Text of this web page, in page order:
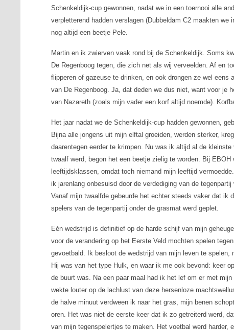
Schenkeldijk-cup gewonnen, nadat we in een toernooi alle
verpletterend hadden verslagen (Dubbeldam C2 maakten
nog altijd een beetje Pele.
Martin en ik zwierven vaak rond bij de Schenkeldijk. Soms
De Regenboog tegen, die zich net als wij verveelden. Af en
flipperen of gazeuse te drinken, en ook drongen ze wel eens
van De Regenboog. Ja, dat deden we dus niet, want voor je
van Nazareth (zoals mijn vader een korf altijd noemde).
Het jaar nadat we de Schenkeldijk-cup hadden gewonnen,
Bijna alle jongens uit mijn elftal groeiden, werden sterker,
daarentegen eerder te krimpen. Nu was ik altijd al de
twaalf werd, begon het een beetje zielig te worden. Bij
leeftijdsklassen, omdat toch niemand mijn leeftijd
ik jarenlang onbesuisd door de verdediging van de
Vanaf mijn twaalfde gebeurde het echter steeds vaker dat ik
spelers van de tegenpartij onder de grasmat werd geplet.
Eén wedstrijd is definitief op de harde schijf van mijn
voor de verandering op het Eerste Veld mochten spelen
gevoetbald. Ik besloot de wedstrijd van mijn leven te
Hij was van het type Hulk, en waar ik me ook bevond: keer
de buurt was. Na een paar maal had ik het lef om er met
wekte louter op de lachlust van deze hersenloze
de halve minuut verdween ik naar het gras, mijn benen
oren. Het was niet de eerste keer dat ik zo getreiterd werd,
van mijn tegenspelertjes te maken. Het voetbal werd harder,